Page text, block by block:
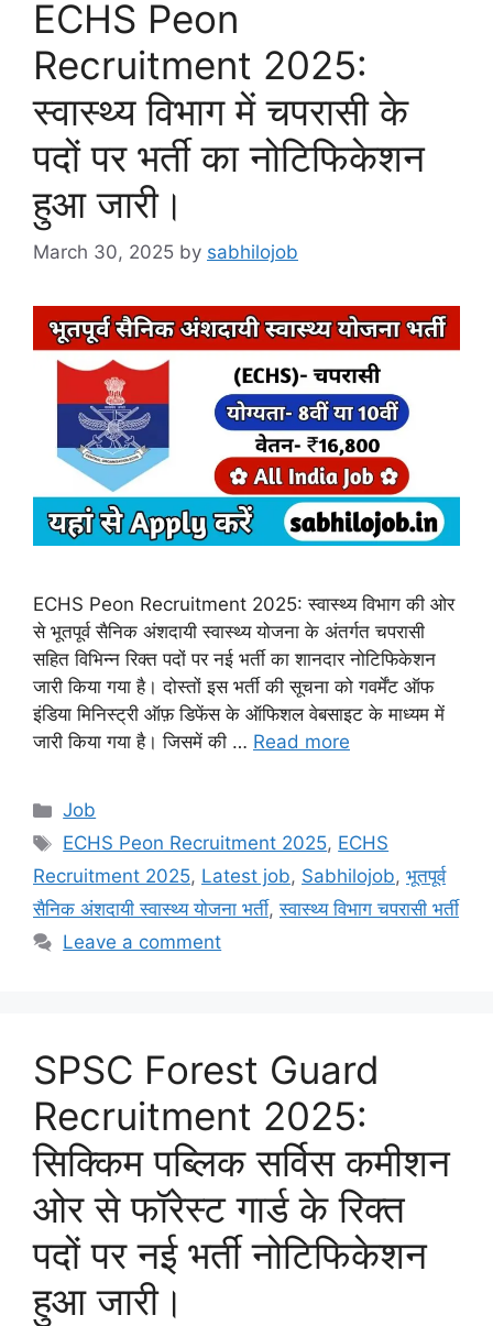
ECHS Peon
Recruitment 2025:
स्वास्थ्य विभाग में चपरासी के
पदों पर भर्ती का नोटिफिकेशन
हुआ जारी।
March 30, 2025 by sabhilojob
ECHS Peon Recruitment 2025: स्वास्थ्य विभाग की ओर
से भूतपूर्व सैनिक अंशदायी स्वास्थ्य योजना के अंतर्गत चपरासी
सहित विभिन्न रिक्त पदों पर नई भर्ती का शानदार नोटिफिकेशन
जारी किया गया है। दोस्तों इस भर्ती की सूचना को गवर्मेंट ऑफ
इंडिया मिनिस्ट्री ऑफ़ डिफेंस के ऑफिशल वेबसाइट के माध्यम में
जारी किया गया है। जिसमें की … Read more
Categories
Job
Tags
ECHS Peon Recruitment 2025, ECHS
Recruitment 2025, Latest job, Sabhilojob, भूतपूर्व
सैनिक अंशदायी स्वास्थ्य योजना भर्ती,स्वास्थ्य विभाग चपरासी भर्ती
Leave a comment
SPSC Forest Guard
Recruitment 2025:
सिक्किम पब्लिक सर्विस कमीशन
ओर से फॉरेस्ट गार्ड के रिक्त
पदों पर नई भर्ती नोटिफिकेशन
हुआ जारी।